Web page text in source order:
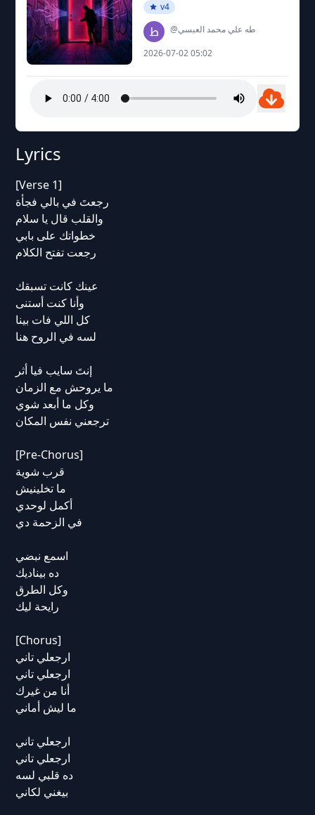
v4
@طه علي محمد العبسي
2026-07-02 05:02
Lyrics
[Verse 1]
رجعتَ في بالي فجأة
والقلب قال يا سلام
خطواتك على بابي
رجعت تفتح الكلام
عينك كانت تسبقك
وأنا كنت أستنى
كل اللي فات بينا
لسه في الروح هنا
إنتَ سايب فيا أثر
ما يروحش مع الزمان
وكل ما أبعد شوي
ترجعني نفس المكان
[Pre-Chorus]
قرب شوية
ما تخلينيش
أكمل لوحدي
في الزحمة دي
اسمع نبضي
ده بيناديك
وكل الطرق
رايحة ليك
[Chorus]
ارجعلي تاني
ارجعلي تاني
أنا من غيرك
ما ليش أماني
ارجعلي تاني
ارجعلي تاني
ده قلبي لسه
بيغني لكاني